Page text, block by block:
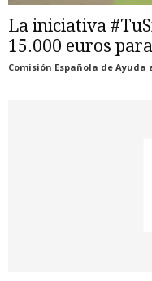
La iniciativa
15.000 euros
Comisión Española de Ayuda